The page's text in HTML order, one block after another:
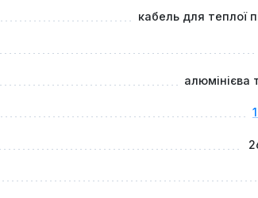
кабель для теплої
алюмінієва